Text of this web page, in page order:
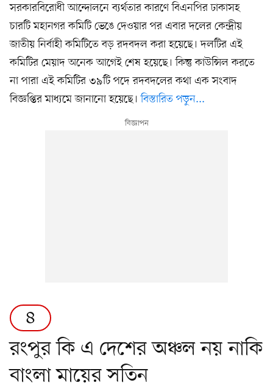
সরকারবিরোধী আন্দোলনে ব্যর্থতার কারণে বিএনপির ঢাকাসহ
চারটি মহানগর কমিটি ভেঙে দেওয়ার পর এবার দলের কেন্দ্রীয়
জাতীয় নির্বাহী কমিটিতে বড় রদবদল করা হয়েছে। দলটির এই
কমিটির মেয়াদ অনেক আগেই শেষ হয়েছে। কিন্তু কাউন্সিল করতে
না পারা এই কমিটির ৩৯টি পদে রদবদলের কথা এক সংবাদ
বিজ্ঞপ্তির মাধ্যমে জানানো হয়েছে। বিস্তারিত পড়ুন...
৪
রংপুর কি এ দেশের অঞ্চল নয় নাকি
বাংলা মায়ের সতিন